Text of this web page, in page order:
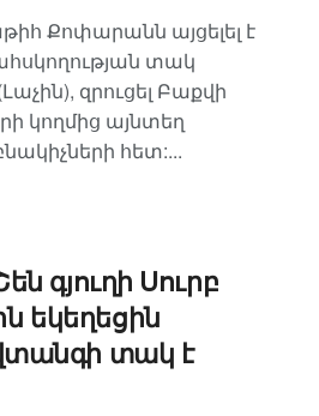
Քոփարանն այցելել է
տակ
զրուցել Բաքվի
կողմից այնտեղ
հետ:...
գյուղի Սուրբ
եկեղեցին
տակ է